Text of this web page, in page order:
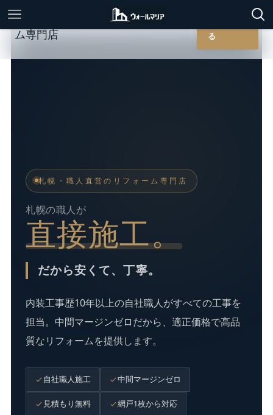
る
札幌・職人直営のリフォーム専門店
札幌の職人が
直接施工。
だから安くて、丁寧。
内装工事歴10年以上の自社職人がすべての工事を
担当。中間マージンゼロだから、適正価格で高品
質なリフォームを提供します。
自社職人施工 中間マージンゼロ
見積もり無料 網戸1枚から対応